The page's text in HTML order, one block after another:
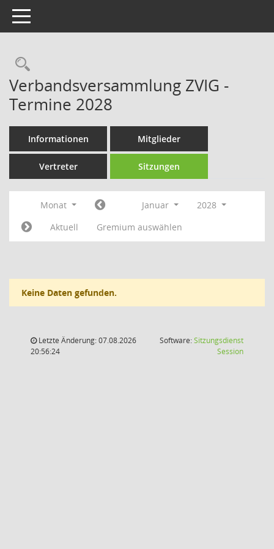
Toggle navigation
Rechercheauswahl
Verbandsversammlung ZVIG -
Termine 2028
Informationen Mitglieder
Vertreter Sitzungen
Monat Januar
2028
Aktuell
Gremium auswählen
Keine Daten gefunden.
Letzte Änderung: 07.08.2026
20:56:24
Software:Sitzungsdienst
Session(Wird in